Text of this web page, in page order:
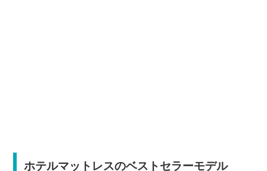
ホテルマットレスのベストセラーモデル